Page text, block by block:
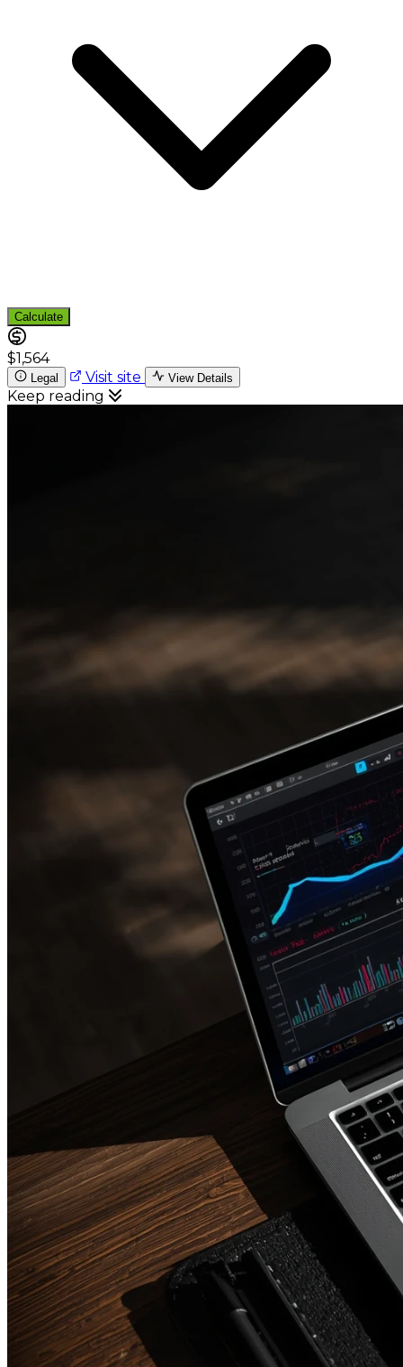
Calculate
$1,564
Legal Visit site View Details
Keep reading